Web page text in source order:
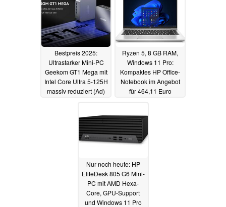
Bestpreis 2025:
Ultrastarker Mini-PC
Geekom GT1 Mega mit
Intel Core Ultra 5-125H
massiv reduziert (Ad)
Ryzen 5, 8 GB RAM,
Windows 11 Pro:
Kompaktes HP Office-
Notebook im Angebot
für 464,11 Euro
Nur noch heute: HP
EliteDesk 805 G6 Mini-
PC mit AMD Hexa-
Core, GPU-Support
und Windows 11 Pro